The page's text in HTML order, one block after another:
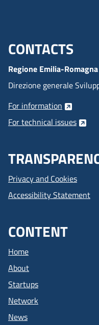
Menu footer
CONTACTS
Regione Emilia-Romagna
Direzione generale
For information
For technical issues
Privacy and Cookies
Accessibility Statement
CONTENT
Home
About
Startups
Network
News